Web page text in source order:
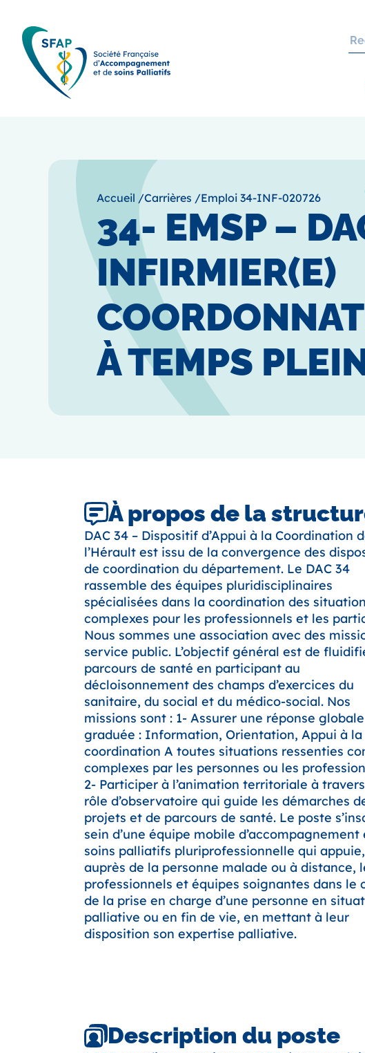
Accueil /Carrières /Emploi 34-INF-020726
34- EMSP –
INFIRMIER(E)
À TEMPS
À propos de la
DAC 34 – Dispositif d’Appui à la Coordination
l’Hérault est issu de la convergence des
de coordination du département. Le DAC 34
rassemble des équipes pluridisciplinaires
spécialisées dans la coordination des
complexes pour les professionnels et les
Nous sommes une association avec des
service public. L’objectif général est de
parcours de santé en participant au
décloisonnement des champs d’exercices du
sanitaire, du social et du médico-social. Nos
missions sont : 1- Assurer une réponse globale
graduée : Information, Orientation, Appui à la
coordination A toutes situations ressenties
complexes par les personnes ou les
2- Participer à l’animation territoriale à
rôle d’observatoire qui guide les démarches
projets et de parcours de santé. Le poste
sein d’une équipe mobile d’accompagnement
soins palliatifs pluriprofessionnelle qui appuie,
auprès de la personne malade ou à distance,
professionnels et équipes soignantes dans le
de la prise en charge d’une personne en
palliative ou en fin de vie, en mettant à leur
disposition son expertise palliative.
Description du poste